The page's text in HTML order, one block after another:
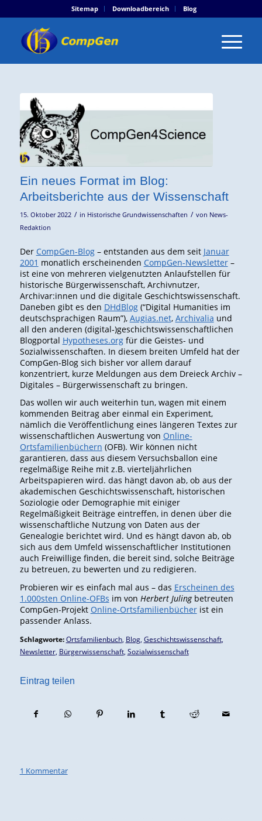
Sitemap Downloadbereich Blog
Ein neues Format im Blog:
Arbeitsberichte aus der Wissenschaft
15. Oktober 2022 / in Historische Grundwissenschaften / von News-
Redaktion
Der CompGen-Blog– entstanden aus dem seit Januar
2001 monatlich erscheinenden CompGen-Newsletter–
ist eine von mehreren vielgenutzten Anlaufstellen für
historische Bürgerwissenschaft, Archivnutzer,
Archivar:innen und die digitale Geschichtswissenschaft.
Daneben gibt es den DHdBlog(“Digital Humanities im
deutschsprachigen Raum”), Augias.net, Archivalia und
all den anderen (digital‑)geschichtswissenschaftlichen
Blogportal Hypotheses.orgfür die Geistes- und
Sozialwissenschaften. In diesem breiten Umfeld hat der
CompGen-Blog sich bisher vor allem darauf
konzentriert, kurze Meldungen aus dem Dreieck Archiv –
Digitales – Bürgerwissenschaft zu bringen.
Das wollen wir auch weiterhin tun, wagen mit einem
kommenden Beitrag aber einmal ein Experiment,
nämlich die Veröffentlichung eines längeren Textes zur
wissenschaftlichen Auswertung von Online-
Ortsfamilienbüchern (OFB). Wir können nicht
garantieren, dass aus diesem Versuchsballon eine
regelmäßige Reihe mit z.B. vierteljährlichen
Arbeitspapieren wird. das hängt davon ab, ob aus der
akademischen Geschichtswissenschaft, historischen
Soziologie oder Demographie mit einiger
Regelmäßigkeit Beiträge eintreffen, in denen über die
wissenschaftliche Nutzung von Daten aus der
Genealogie berichtet wird. Und es hängt davon ab, ob
sich aus dem Umfeld wissenschaftlicher Institutionen
auch Freiwillige finden, die bereit sind, solche Beiträge
zu betreuen, zu bewerten und zu redigieren.
Probieren wir es einfach mal aus – das Erscheinen des
1.000sten Online-OFBs im von Herbert Julingbetreuten
CompGen-Projekt Online-Ortsfamilienbücherist ein
passender Anlass.
Schlagworte: Ortsfamilienbuch, Blog, Geschichtswissenschaft,
Newsletter, Bürgerwissenschaft, Sozialwissenschaft
Eintrag teilen
1 Kommentar